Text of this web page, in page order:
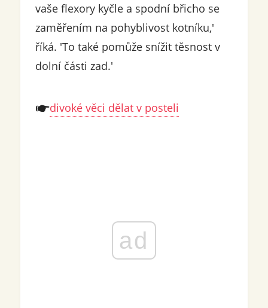
vaše flexory kyčle a spodní břicho se
zaměřením na pohyblivost kotníku,'
říká. 'To také pomůže snížit těsnost v
dolní části zad.'
divoké věci dělat v posteli
ad